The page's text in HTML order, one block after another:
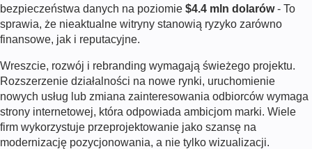
bezpieczeństwa danych na poziomie $4.4 mln dolarów- To
sprawia, że nieaktualne witryny stanowią ryzyko zarówno
finansowe, jak i reputacyjne.
Wreszcie, rozwój i rebranding wymagają świeżego projektu.
Rozszerzenie działalności na nowe rynki, uruchomienie
nowych usług lub zmiana zainteresowania odbiorców wymaga
strony internetowej, która odpowiada ambicjom marki. Wiele
firm wykorzystuje przeprojektowanie jako szansę na
modernizację pozycjonowania, a nie tylko wizualizacji.